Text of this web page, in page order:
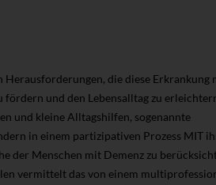
die diese Erkrankung
und den Lebensalltag zu
und kleine Alltagshilfen, sogenannte
in einem partizipativen Prozess MIT
der Menschen mit Demenz zu
vermittelt das von einem